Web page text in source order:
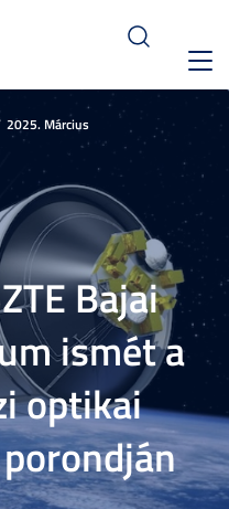
2025. Március
Bajai
ismét a
optikai